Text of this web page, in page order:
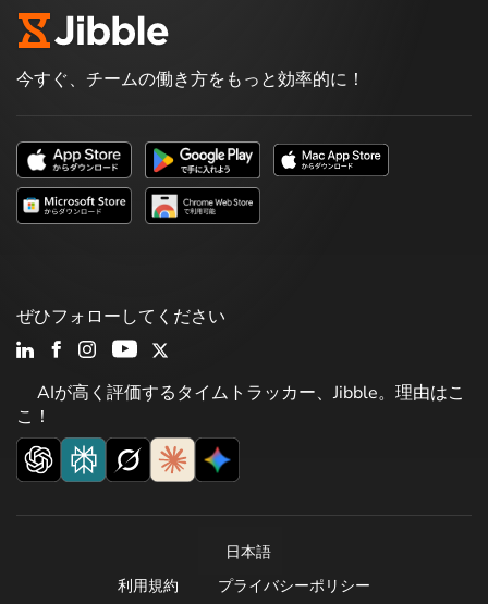
今すぐ、チームの働き方をもっと効率的に！
AIが高く評価するタイムトラッカー、Jibble。理由はこ
こ！
ぜひフォローしてください
日本語
利用規約
プライバシーポリシー